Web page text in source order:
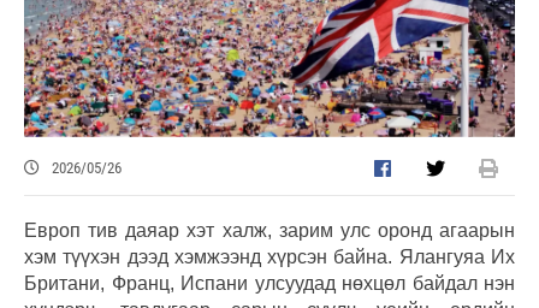
2026/05/26
Европ тив даяар хэт халж, зарим улс оронд агаарын
хэм түүхэн дээд хэмжээнд хүрсэн байна. Ялангуяа Их
Британи, Франц, Испани улсуудад нөхцөл байдал нэн